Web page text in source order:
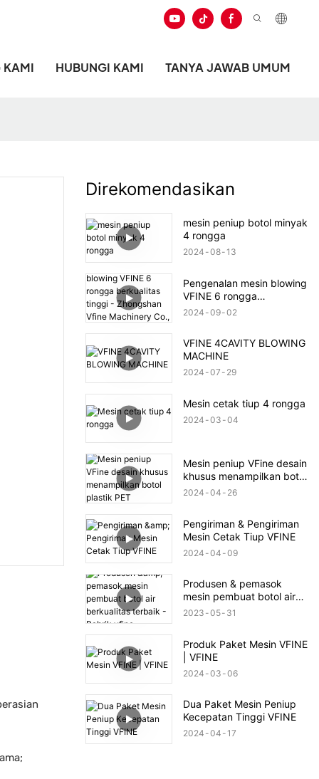
KAMI HUBUNGI KAMI TANYA JAWAB UMUM
Direkomendasikan
mesin peniup botol minyak
4 rongga
2024 08 13
Pengenalan mesin blowing
VFINE 6 rongga
berkualitas tinggi -
2024 09 02
VFINE 4CAVITY BLOWING
MACHINE
2024 07 29
Mesin cetak tiup 4 rongga
2024 03 04
Mesin peniup VFine desain
khusus menampilkan botol
plastik PET
2024 04 26
Pengiriman & Pengiriman
Mesin Cetak Tiup VFINE
2024 04 09
Produsen & pemasok
mesin pembuat botol air
berkualitas terbaik -
2023 05 31
Produk Paket Mesin VFINE
| VFINE
2024 03 06
Dua Paket Mesin Peniup
Kecepatan Tinggi VFINE
2024 04 17